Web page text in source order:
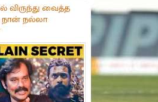
ல் விருந்து வைத்த
நான் நல்லா